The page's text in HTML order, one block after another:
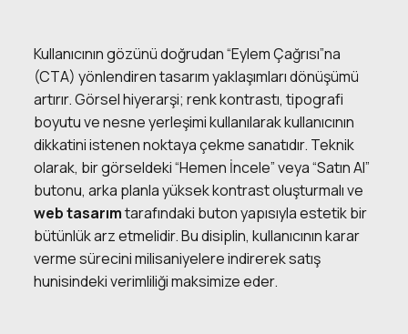
Kullanıcının gözünü doğrudan “Eylem Çağrısı”na
(CTA) yönlendiren tasarım yaklaşımları dönüşümü
artırır. Görsel hiyerarşi; renk kontrastı, tipografi
boyutu ve nesne yerleşimi kullanılarak kullanıcının
dikkatini istenen noktaya çekme sanatıdır. Teknik
olarak, bir görseldeki “Hemen İncele” veya “Satın Al”
butonu, arka planla yüksek kontrast oluşturmalı ve
web tasarımtarafındaki buton yapısıyla estetik bir
bütünlük arz etmelidir. Bu disiplin, kullanıcının karar
verme sürecini milisaniyelere indirerek satış
hunisindeki verimliliği maksimize eder.